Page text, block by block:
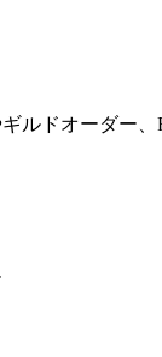
ルドオーダー、